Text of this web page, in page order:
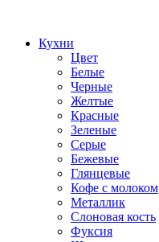
Кухни
Цвет
Белые
Черные
Желтые
Красные
Зеленые
Серые
Бежевые
Глянцевые
Кофе с молоком
Металлик
Слоновая кость
Фуксия